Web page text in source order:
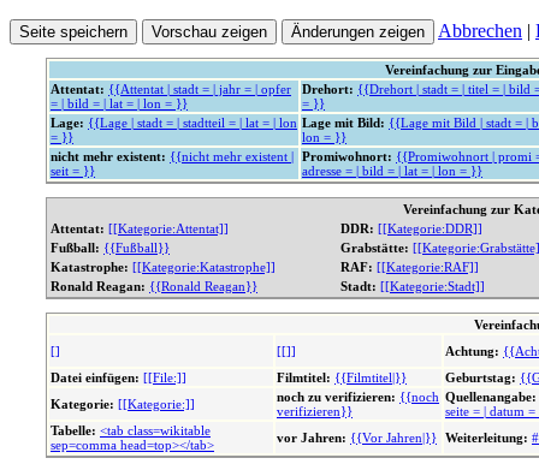
Abbrechen |
Vereinfachung zur
Attentat: {{Attentat | stadt = | jahr = | opfer
= | bild = | lat = | lon = }}
Drehort: {{Drehort | stadt = | titel = | bild
= }}
Lage: {{Lage | stadt = | stadtteil = | lat = | lon
= }}
Lage mit Bild: {{Lage mit Bild | stadt = |
lon = }}
nicht mehr existent: {{nicht mehr existent |
seit = }}
Promiwohnort: {{Promiwohnort | promi
adresse = | bild = | lat = | lon = }}
Vereinfachung zur
Attentat: [[Kategorie:Attentat]] DDR: [[Kategorie:DDR]]
Fußball: {{Fußball}} Grabstätte:
Katastrophe: [[Kategorie:Katastrophe]] RAF: [[Kategorie:RAF]]
Ronald Reagan: {{Ronald Reagan}} Stadt: [[Kategorie:Stadt]]
[]
[[]] Achtung:
Datei einfügen: [[File:]] Filmtitel: {{Filmtitel|}} Geburtstag:
Kategorie: [[Kategorie:]] noch zu verifizieren: {{noch
verifizieren}}
Quellenangabe:
seite = | datum
Tabelle: <tab class=wikitable
sep=comma head=top></tab>
vor Jahren: {{Vor Jahren|}} Weiterleitung: